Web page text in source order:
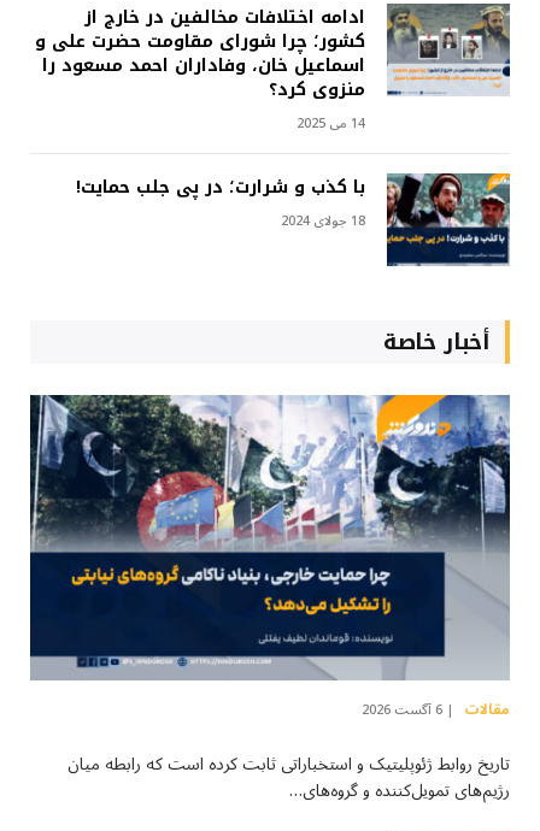
ادامه اختلافات مخالفین در خارج از
کشور؛ چرا شورای مقاومت حضرت علی و
اسماعیل خان، وفاداران احمد مسعود را
منزوی کرد؟
14 می 2025
با کذب و شرارت؛ در پی جلب حمایت!
18 جولای 2024
أخبار خاصة
مقالات 6 آگست 2026
تاریخ روابط ژئوپلیتیک و استخباراتی ثابت کرده است که رابطه میان
رژیم‌های تمویل‌کننده و گروه‌های…